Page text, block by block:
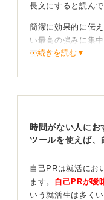
長文にすると読ん
簡潔に効果的に伝
い最高の強みに集
要です。
これにより、採用
ールしたいポイン
職務経歴書を一
⋯続きを読む▼
時間がない人にお
ツールを使えば、
自己PRは就活にお
ます。 自己PRが曖
いう就活生は多くい